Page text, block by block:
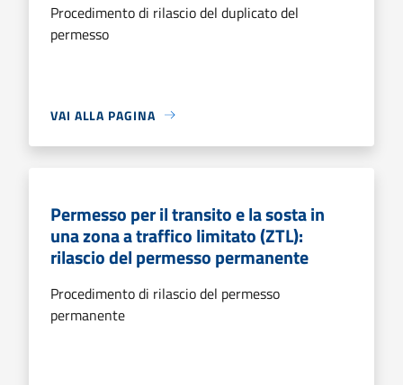
Procedimento di rilascio del duplicato del
permesso
VAI ALLA PAGINA
Permesso per il transito e la sosta in
una zona a traffico limitato (ZTL):
rilascio del permesso permanente
Procedimento di rilascio del permesso
permanente